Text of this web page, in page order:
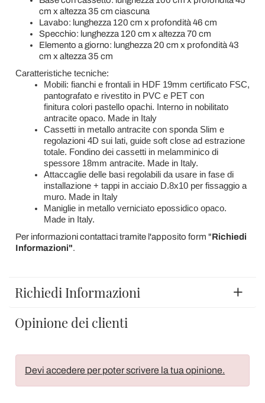
cm x altezza 35 cm ciascuna
Lavabo: lunghezza 120 cm x profondità 46 cm
Specchio: lunghezza 120 cm x altezza 70 cm
Elemento a giorno: lunghezza 20 cm x profondità 43
cm x altezza 35 cm
Caratteristiche tecniche:
Mobili: fianchi e frontali in HDF 19mm certificato FSC,
pantografato e rivestito in PVC e PET con
finitura colori pastello opachi. Interno in nobilitato
antracite opaco. Made in Italy
Cassetti in metallo antracite con sponda Slim e
regolazioni 4D sui lati, guide soft close ad estrazione
totale. Fondino dei cassetti in melamminico di
spessore 18mm antracite. Made in Italy.
Attaccaglie delle basi regolabili da usare in fase di
installazione + tappi in acciaio D.8x10 per fissaggio a
muro. Made in Italy
Maniglie in metallo verniciato epossidico opaco.
Made in Italy.
Per informazioni contattaci tramite l'apposito form "Richiedi
Informazioni".
Richiedi Informazioni
Opinione dei clienti
Devi accedere per poter scrivere la tua opinione.